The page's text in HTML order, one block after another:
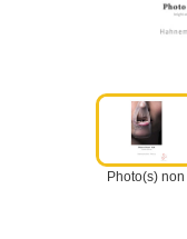
Photo(s)